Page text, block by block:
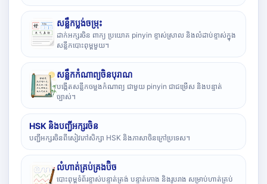
សន្លឹកប្លង់ចម្រុះ
ដាក់អក្សរចិន ពាក្យ ប្រយោគ pinyin ខ្ទាស់ស្រាល និងលំដាប់ខ្ទាស់ក្នុង
សន្លឹកបោះពុម្ពមួយ។
សន្លឹកកំណាព្យចិនបុរាណ
បង្កើតសន្លឹកចម្លងកំណាព្យ ជាមួយ pinyin ជាជម្រើស និងបន្ទាត់
ច្បាស់។
HSK និងបញ្ជីអក្សរចិន
បញ្ជីអក្សរចិនពីសៀវភៅសិក្សា HSK និងភាសាចិនក្រៅប្រទេស។
លំហាត់គ្រប់គ្រងប៊ិច
បោះពុម្ពទំព័រខ្ទាស់បន្ទាត់ត្រង់ បន្ទាត់កោង និងរូបរាង សម្រាប់ហាត់គ្រប់